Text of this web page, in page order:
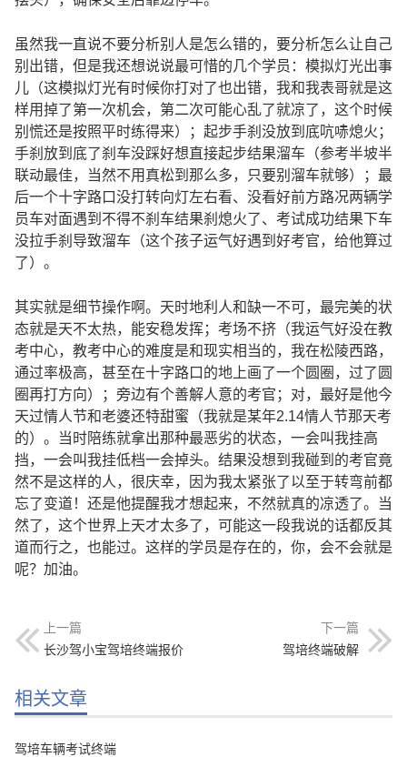
虽然我一直说不要分析别人是怎么错的，要分析怎么让自己
别出错，但是我还想说说最可惜的几个学员：模拟灯光出事
儿（这模拟灯光有时候你打对了也出错，我和我表哥就是这
样用掉了第一次机会，第二次可能心乱了就凉了，这个时候
别慌还是按照平时练得来）；起步手刹没放到底吭哧熄火；
手刹放到底了刹车没踩好想直接起步结果溜车（参考半坡半
联动最佳，当然不用真松到那么多，只要别溜车就够）；最
后一个十字路口没打转向灯左右看、没看好前方路况两辆学
员车对面遇到不得不刹车结果刹熄火了、考试成功结果下车
没拉手刹导致溜车（这个孩子运气好遇到好考官，给他算过
了）。
其实就是细节操作啊。天时地利人和缺一不可，最完美的状
态就是天不太热，能安稳发挥；考场不挤（我运气好没在教
考中心，教考中心的难度是和现实相当的，我在松陵西路，
通过率极高，甚至在十字路口的地上画了一个圆圈，过了圆
圈再打方向）；旁边有个善解人意的考官；对，最好是他今
天过情人节和老婆还特甜蜜（我就是某年2.14情人节那天考
的）。当时陪练就拿出那种最恶劣的状态，一会叫我挂高
挡，一会叫我挂低档一会掉头。结果没想到我碰到的考官竟
然不是这样的人，很庆幸，因为我太紧张了以至于转弯前都
忘了变道！还是他提醒我才想起来，不然就真的凉透了。当
然了，这个世界上天才太多了，可能这一段我说的话都反其
道而行之，也能过。这样的学员是存在的，你，会不会就是
呢？加油。
上一篇
长沙驾小宝驾培终端报价
下一篇
驾培终端破解
相关文章
驾培车辆考试终端